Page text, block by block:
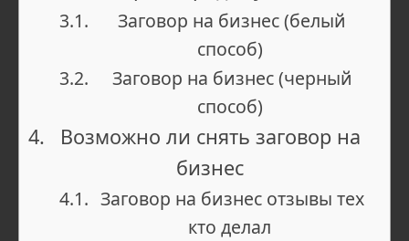
Заговор на бизнес (белый
способ)
Заговор на бизнес (черный
способ)
Возможно ли снять заговор на
бизнес
Заговор на бизнес отзывы тех
кто делал